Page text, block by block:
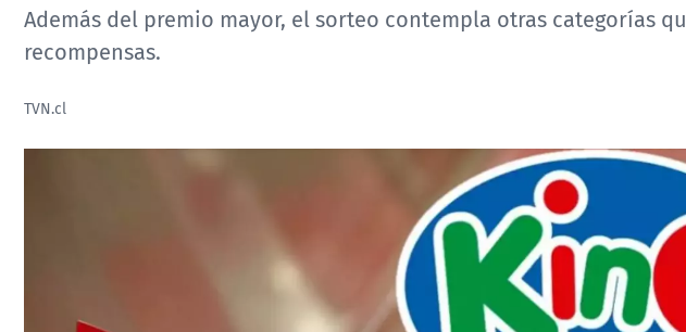
Además del premio mayor, el sorteo contempla otras categorías
recompensas.
TVN.cl